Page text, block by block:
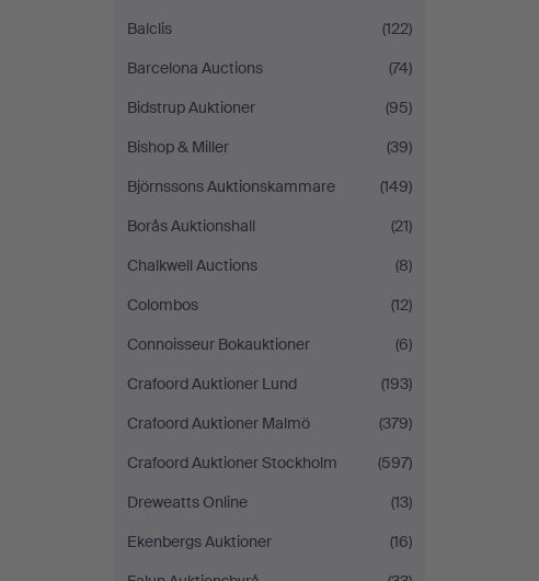
Balclis
(122)
Barcelona Auctions
(74)
Bidstrup Auktioner
(95)
Bishop & Miller
(39)
Björnssons Auktionskammare
(149)
Borås Auktionshall
(21)
Chalkwell Auctions
(8)
Colombos
(12)
Connoisseur Bokauktioner
(6)
Crafoord Auktioner Lund
(193)
Crafoord Auktioner Malmö
(379)
Crafoord Auktioner Stockholm
(597)
Dreweatts Online
(13)
Ekenbergs Auktioner
(16)